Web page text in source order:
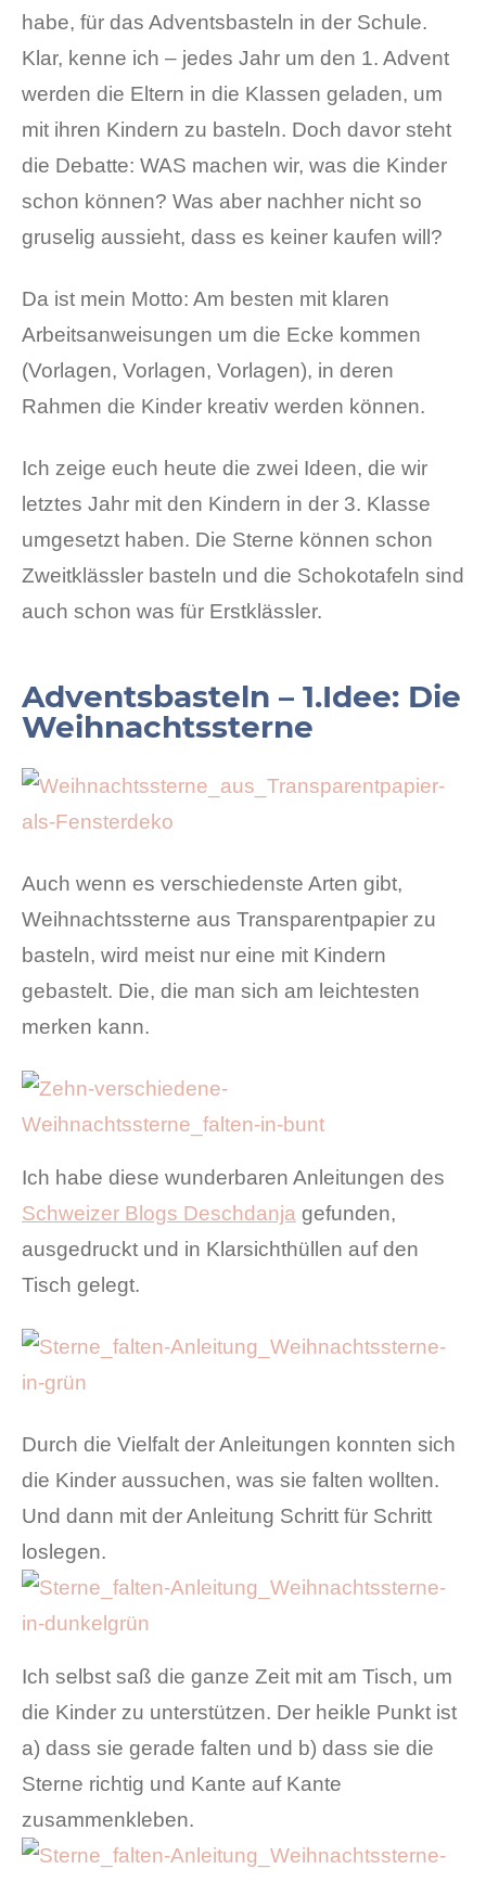
habe, für das Adventsbasteln in der Schule.
Klar, kenne ich – jedes Jahr um den 1. Advent
werden die Eltern in die Klassen geladen, um
mit ihren Kindern zu basteln. Doch davor steht
die Debatte: WAS machen wir, was die Kinder
schon können? Was aber nachher nicht so
gruselig aussieht, dass es keiner kaufen will?
Da ist mein Motto: Am besten mit klaren
Arbeitsanweisungen um die Ecke kommen
(Vorlagen, Vorlagen, Vorlagen), in deren
Rahmen die Kinder kreativ werden können.
Ich zeige euch heute die zwei Ideen, die wir
letztes Jahr mit den Kindern in der 3. Klasse
umgesetzt haben. Die Sterne können schon
Zweitklässler basteln und die Schokotafeln sind
auch schon was für Erstklässler.
Adventsbasteln – 1.Idee: Die
Weihnachtssterne
Auch wenn es verschiedenste Arten gibt,
Weihnachtssterne aus Transparentpapier zu
basteln, wird meist nur eine mit Kindern
gebastelt. Die, die man sich am leichtesten
merken kann.
Ich habe diese wunderbaren Anleitungen des
Schweizer Blogs Deschdanja gefunden,
ausgedruckt und in Klarsichthüllen auf den
Tisch gelegt.
Durch die Vielfalt der Anleitungen konnten sich
die Kinder aussuchen, was sie falten wollten.
Und dann mit der Anleitung Schritt für Schritt
loslegen.
Ich selbst saß die ganze Zeit mit am Tisch, um
die Kinder zu unterstützen. Der heikle Punkt ist
a) dass sie gerade falten und b) dass sie die
Sterne richtig und Kante auf Kante
zusammenkleben.